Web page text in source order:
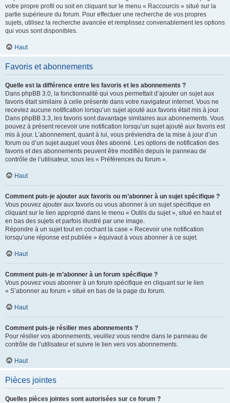
votre propre profil ou soit en cliquant sur le menu « Raccourcis » situé sur la
partie supérieure du forum. Pour effectuer une recherche de vos propres
sujets, utilisez la recherche avancée et remplissez convenablement les options
qui vous sont disponibles.
Haut
Favoris et abonnements
Quelle est la différence entre les favoris et les abonnements ?
Dans phpBB 3.0, la fonctionnalité qui vous permettait d’ajouter un sujet aux
favoris était similaire à celle présente dans votre navigateur internet. Vous ne
receviez aucune notification lorsqu’un sujet ajouté aux favoris était mis à jour.
Dans phpBB 3.3, les favoris sont davantage similaires aux abonnements. Vous
pouvez à présent recevoir une notification lorsqu’un sujet ajouté aux favoris est
mis à jour. L’abonnement, quant à lui, vous préviendra de la mise à jour d’un
forum ou d’un sujet auquel vous êtes abonné. Les options de notification des
favoris et des abonnements peuvent être modifiés depuis le panneau de
contrôle de l’utilisateur, sous les « Préférences du forum ».
Haut
Comment puis-je ajouter aux favoris ou m’abonner à un sujet spécifique ?
Vous pouvez ajouter aux favoris ou vous abonner à un sujet spécifique en
cliquant sur le lien approprié dans le menu « Outils du sujet », situé en haut et
en bas des sujets et parfois illustré par une image.
Répondre à un sujet tout en cochant la case « Recevoir une notification
lorsqu’une réponse est publiée » équivaut à vous abonner à ce sujet.
Haut
Comment puis-je m’abonner à un forum spécifique ?
Vous pouvez vous abonner à un forum spécifique en cliquant sur le lien
« S’abonner au forum » situé en bas de la page du forum.
Haut
Comment puis-je résilier mes abonnements ?
Pour résilier vos abonnements, veuillez vous rendre dans le panneau de
contrôle de l’utilisateur et suivre le lien vers vos abonnements.
Haut
Pièces jointes
Quelles pièces jointes sont autorisées sur ce forum ?